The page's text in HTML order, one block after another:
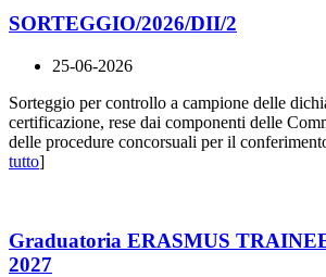
SORTEGGIO/2026/DII/2
25-06-2026
Sorteggio per controllo a campione delle
certificazione, rese dai componenti delle
delle procedure concorsuali per il
tutto]
Graduatoria ERASMUS
2027